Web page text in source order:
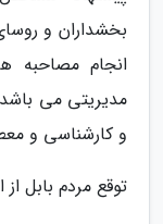
بخشداران و
انجام
مدیریتی می باشد
و کارشناسی و
توقع مردم بابل از